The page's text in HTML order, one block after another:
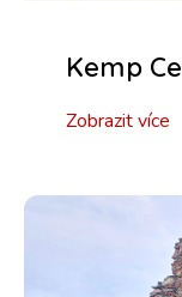
Kemp
Zobrazit více